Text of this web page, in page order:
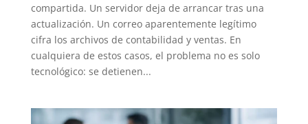
compartida. Un servidor deja de arrancar tras una
actualización. Un correo aparentemente legítimo
cifra los archivos de contabilidad y ventas. En
cualquiera de estos casos, el problema no es solo
tecnológico: se detienen...